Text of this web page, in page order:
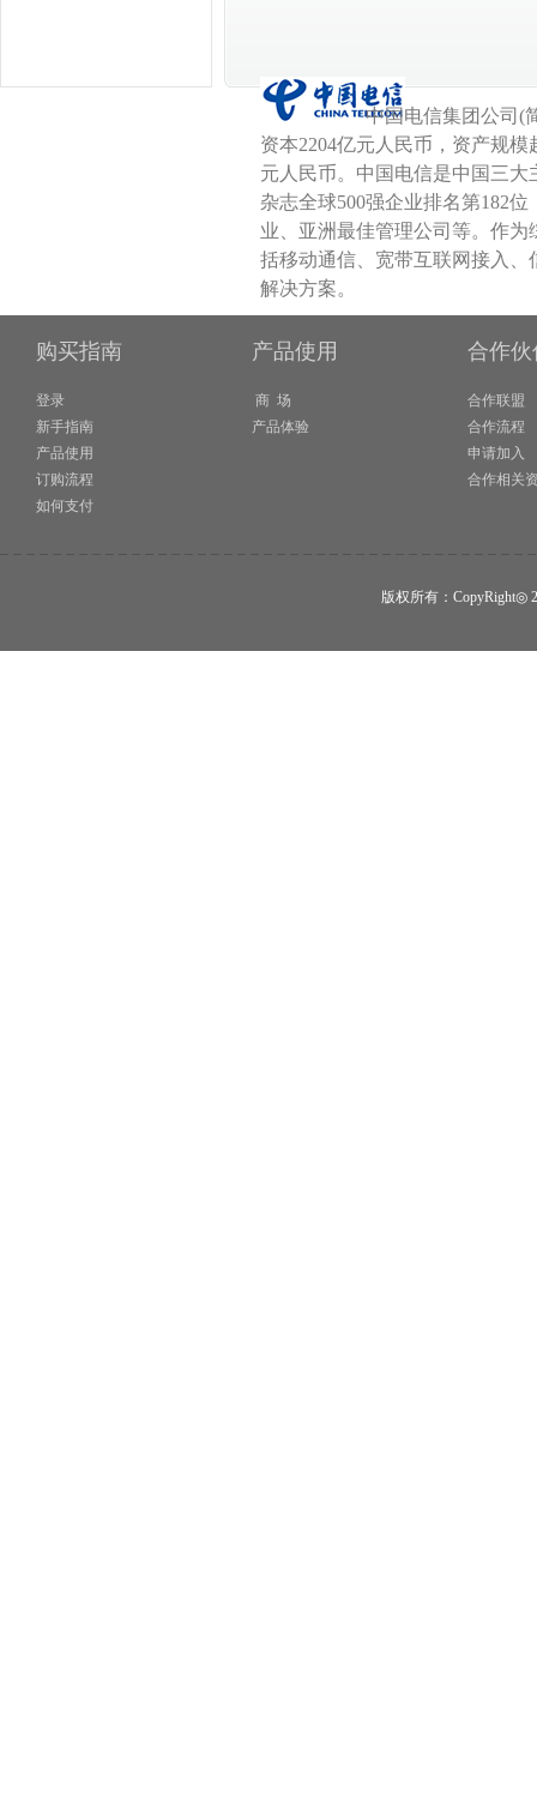
中国电信集团公司(简称“
资本2204亿元人民币，资产规
元人民币。中国电信是中国三
杂志全球500强企业排名第182
业、亚洲最佳管理公司等。作
括移动通信、宽带互联网接入
解决方案。
购买指南
登录
新手指南
产品使用
订购流程
如何支付
产品使用
商 场
产品体验
合作伙
合作联盟
合作流程
申请加入
合作相关
版权所有：CopyRight◎